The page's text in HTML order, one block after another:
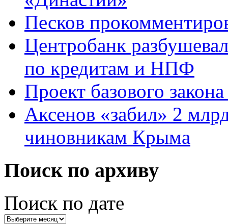
Песков
Центробанк
по кредитам и НПФ
Проект базового
Аксенов «забил» 2
чиновникам Крыма
Поиск по архиву
Поиск по дате